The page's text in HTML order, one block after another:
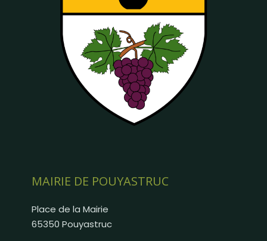
MAIRIE DE POUYASTRUC
Place de la Mairie
65350 Pouyastruc